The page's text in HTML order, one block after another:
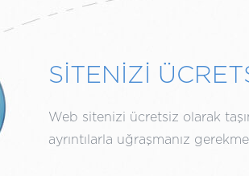
SİTENİZİ
Web sitenizi ücretsiz olarak
ayrıntılarla uğraşmanız